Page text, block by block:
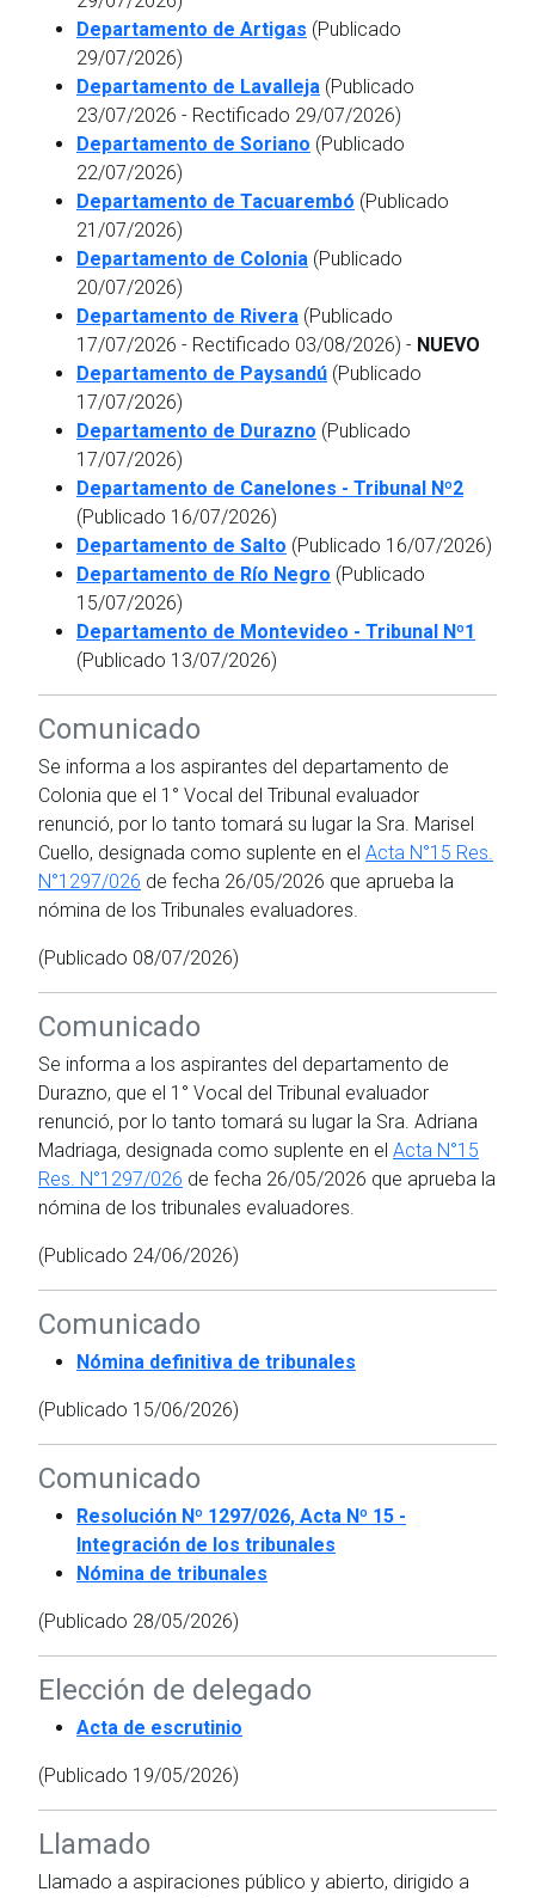
Departamento de Artigas (Publicado
29/07/2026)
Departamento de Lavalleja (Publicado
23/07/2026 - Rectificado 29/07/2026)
Departamento de Soriano (Publicado
22/07/2026)
Departamento de Tacuarembó (Publicado
21/07/2026)
Departamento de Colonia (Publicado
20/07/2026)
Departamento de Rivera (Publicado
17/07/2026 - Rectificado 03/08/2026) - NUEVO
Departamento de Paysandú (Publicado
17/07/2026)
Departamento de Durazno (Publicado
17/07/2026)
Departamento de Canelones - Tribunal Nº2
(Publicado 16/07/2026)
Departamento de Salto (Publicado 16/07/2026)
Departamento de Río Negro (Publicado
15/07/2026)
Departamento de Montevideo - Tribunal Nº1
(Publicado 13/07/2026)
Comunicado
Se informa a los aspirantes del departamento de
Colonia que el 1° Vocal del Tribunal evaluador
renunció, por lo tanto tomará su lugar la Sra. Marisel
Cuello, designada como suplente en el Acta N°15 Res.
N°1297/026 de fecha 26/05/2026 que aprueba la
nómina de los Tribunales evaluadores.
(Publicado 08/07/2026)
Comunicado
Se informa a los aspirantes del departamento de
Durazno, que el 1° Vocal del Tribunal evaluador
renunció, por lo tanto tomará su lugar la Sra. Adriana
Madriaga, designada como suplente en el Acta N°15
Res. N°1297/026 de fecha 26/05/2026 que aprueba la
nómina de los tribunales evaluadores.
(Publicado 24/06/2026)
Comunicado
Nómina definitiva de tribunales
(Publicado 15/06/2026)
Comunicado
Resolución Nº 1297/026, Acta Nº 15 -
Integración de los tribunales
Nómina de tribunales
(Publicado 28/05/2026)
Elección de delegado
Acta de escrutinio
(Publicado 19/05/2026)
Llamado
Llamado a aspiraciones público y abierto, dirigido a